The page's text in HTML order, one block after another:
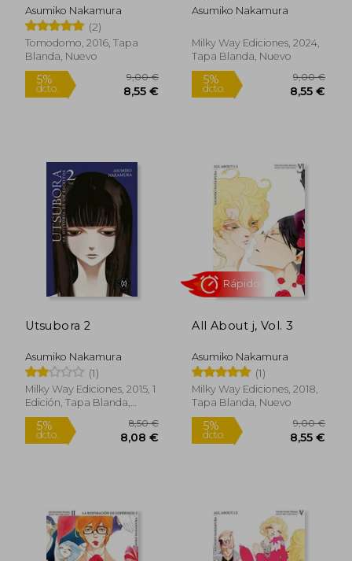
Asumiko Nakamura
(2)
Tomodomo, 2016, Tapa
Blanda, Nuevo
Rápido
Asumiko Nakamura
Milky Way Ediciones, 2024,
Tapa Blanda, Nuevo
Rápido
Utsubora 2
Asumiko Nakamura
(1)
Milky Way Ediciones, 2015, 1
Edición, Tapa Blanda,
Nuevo
All About j, Vol. 3
Asumiko Nakamura
(1)
Milky Way Ediciones, 2018,
Tapa Blanda, Nuevo